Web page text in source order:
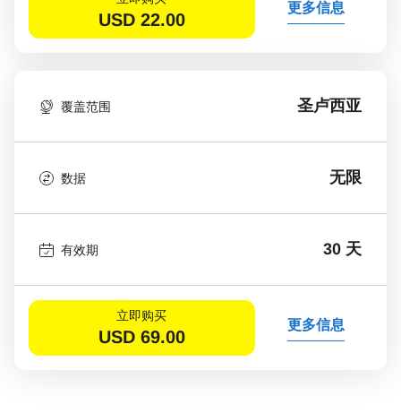
USD 22.00
更多信息
覆盖范围 圣卢西亚
数据 无限
有效期 30 天
立即购买
USD 69.00
更多信息